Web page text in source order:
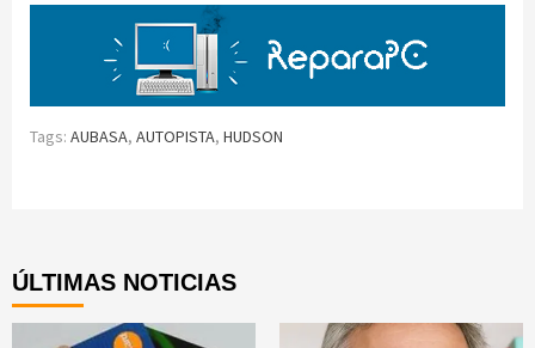
Tags: AUBASA, AUTOPISTA, HUDSON
ÚLTIMAS NOTICIAS